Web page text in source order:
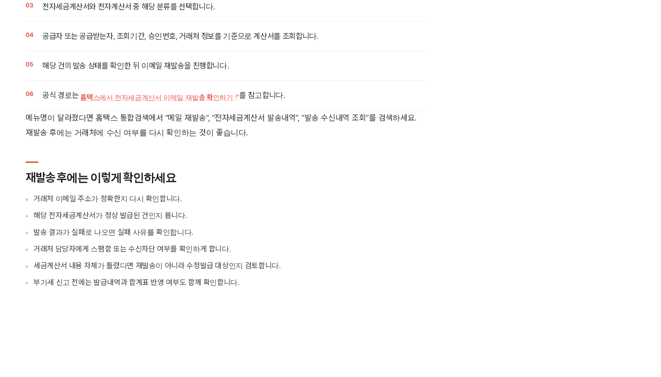
전자세금계산서와 전자계산서 중 해당 분류를 선택합니다.
공급자 또는 공급받는자, 조회기간, 승인번호, 거래처 정보를 기준으로 계산서를 조회합니다.
해당 건의 발송 상태를 확인한 뒤 이메일 재발송을 진행합니다.
공식 경로는 홈택스에서 전자세금계산서 이메일 재발송 확인하기 를 참고합니다.
메뉴명이 달라졌다면 홈택스 통합검색에서 “메일 재발송”, “전자세금계산서 발송내역”, “발송 수신내역 조회”를 검색하세요.
재발송 후에는 거래처에 수신 여부를 다시 확인하는 것이 좋습니다.
재발송 후에는 이렇게 확인하세요
거래처 이메일 주소가 정확한지 다시 확인합니다.
해당 전자세금계산서가 정상 발급된 건인지 봅니다.
발송 결과가 실패로 나오면 실패 사유를 확인합니다.
거래처 담당자에게 스팸함 또는 수신차단 여부를 확인하게 합니다.
세금계산서 내용 자체가 틀렸다면 재발송이 아니라 수정발급 대상인지 검토합니다.
부가세 신고 전에는 발급내역과 합계표 반영 여부도 함께 확인합니다.